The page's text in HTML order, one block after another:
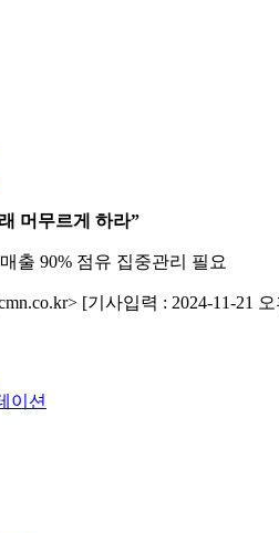
이션
머무르게 하라”
출 90% 점유 집중관리 필요
[기사입력 : 2024-11-21